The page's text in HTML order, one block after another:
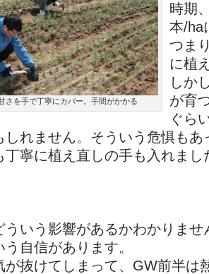
さを手で丁寧にカバー。手間がかかる
時期
本/ha
つま
に植
しか
が育
ぐら
しれません。そういう危惧も
丁寧に植え直しの手も入れまし
ういう影響があるかわかりま
う自信があります。
が抜けてしまって、GW前半は